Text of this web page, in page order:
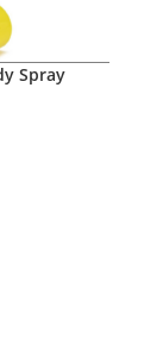
Spray